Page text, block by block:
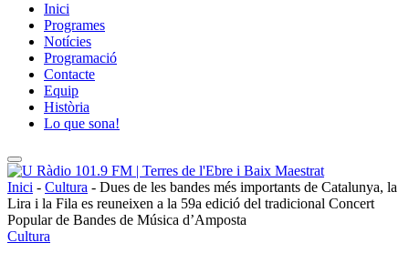
Inici
Programes
Notícies
Programació
Contacte
Equip
Història
Lo que sona!
Inici - Cultura - Dues de les bandes més importants de Catalunya, la
Lira i la Fila es reuneixen a la 59a edició del tradicional Concert
Popular de Bandes de Música d’Amposta
Cultura